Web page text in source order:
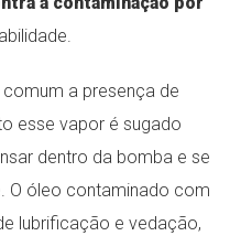
a presença de
esse vapor é sugado
dentro da bomba e se
O óleo contaminado com
lubrificação e vedação,